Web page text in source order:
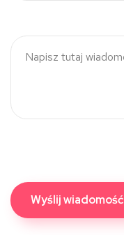
Wyślij wiadomość